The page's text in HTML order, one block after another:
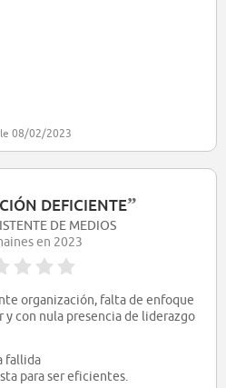
08/02/2023
DEFICIENTE”
DE MEDIOS
en 2023
organización, falta de enfoque
con nula presencia de liderazgo
fallida
para ser eficientes.